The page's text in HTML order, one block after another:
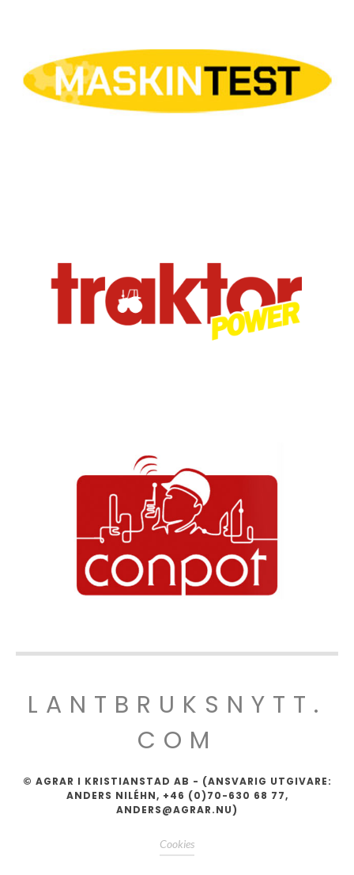
LANTBRUKSNYTT.
COM
© AGRAR I KRISTIANSTAD AB - (ANSVARIG UTGIVARE:
ANDERS NILÉHN, +46 (0)70-630 68 77,
ANDERS@AGRAR.NU)
Cookies